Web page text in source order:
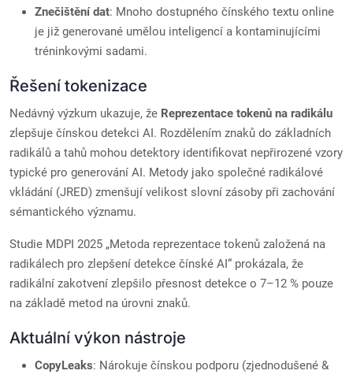
Znečištění dat: Mnoho dostupného čínského textu online
je již generované umělou inteligencí a kontaminujícími
tréninkovými sadami.
Řešení tokenizace
Nedávný výzkum ukazuje, že Reprezentace tokenů na radikálu
zlepšuje čínskou detekci AI. Rozdělením znaků do základních
radikálů a tahů mohou detektory identifikovat nepřirozené vzory
typické pro generování AI. Metody jako společné radikálové
vkládání (JRED) zmenšují velikost slovní zásoby při zachování
sémantického významu.
Studie MDPI 2025 „Metoda reprezentace tokenů založená na
radikálech pro zlepšení detekce čínské AI“ prokázala, že
radikální zakotvení zlepšilo přesnost detekce o 7–12 % pouze
na základě metod na úrovni znaků.
Aktuální výkon nástroje
CopyLeaks: Nárokuje čínskou podporu (zjednodušené &